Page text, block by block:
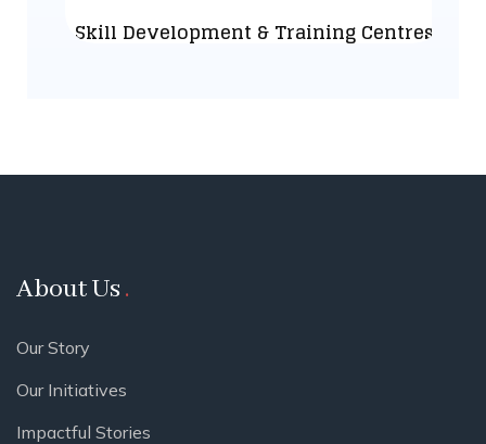
Skill Development & Training Centres
About Us
Our Story
Our Initiatives
Impactful Stories